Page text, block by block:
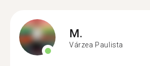
M.
Várzea Paulista